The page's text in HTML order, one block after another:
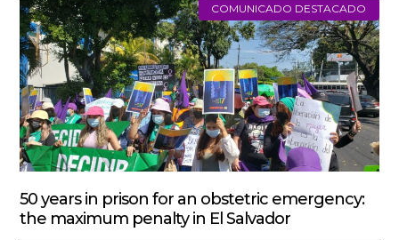
COMUNICADO DESTACADO
50 years in prison for an obstetric emergency:
the maximum penalty in El Salvador